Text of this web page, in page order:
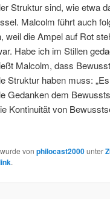
Struktur sind, wie etwa
Malcolm führt auch
weil die Ampel auf Rot
Habe ich im Stillen
Malcolm, dass
Struktur haben muss:
Gedanken dem
Kontinuität von
von philocast2000unter
.